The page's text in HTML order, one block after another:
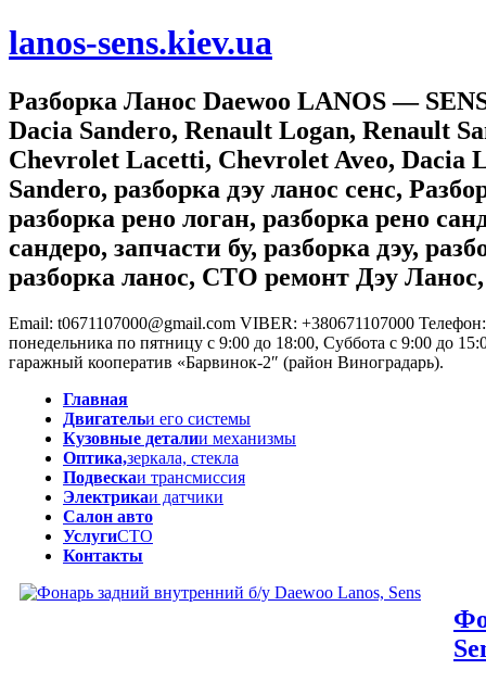
lanos-sens.kiev.ua
Разборка Ланос Daewoo LANOS —
Dacia Sandero, Renault Logan, Renault
Chevrolet Lacetti, Chevrolet Aveo, Dacia
Sandero, разборка дэу ланос сенс,
разборка рено логан, разборка рено
сандеро, запчасти бу, разборка дэу,
разборка ланос, СТО ремонт Дэу Ланос,
Email: t0671107000@gmail.com VIBER: +380671107000
понедельника по пятницу с 9:00 до 18:00, Суббота с 9:00 до
гаражный кооператив «Барвинок-2″ (район Виноградарь).
Главная
Двигательи его системы
Кузовные деталии механизмы
Оптика,зеркала, стекла
Подвескаи трансмиссия
Электрикаи датчики
Салон авто
УслугиСТО
Контакты